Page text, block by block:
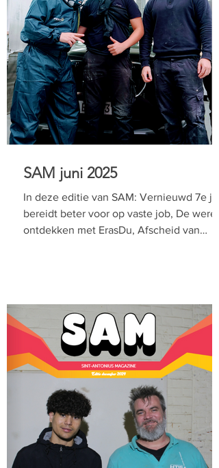
SAM juni 2025
In deze editie van SAM: Vernieuwd 7e
bereidt beter voor op vaste job, De wereld
ontdekken met ErasDu, Afscheid van